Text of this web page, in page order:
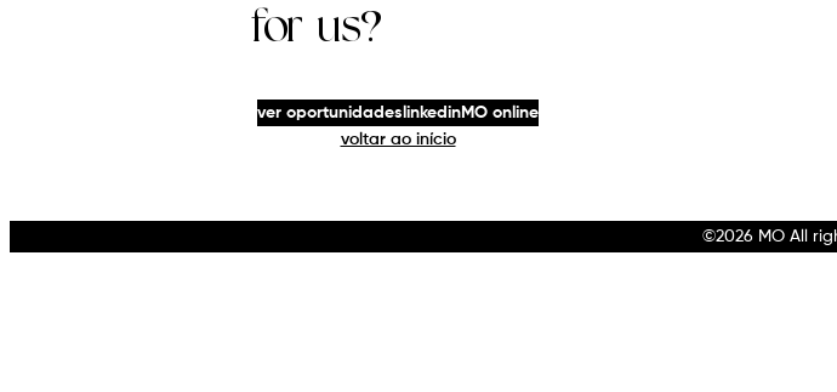
Para as nossas pessoas
for us?
ver oportunidades linkedinMO online
voltar ao início
©2026 MO All